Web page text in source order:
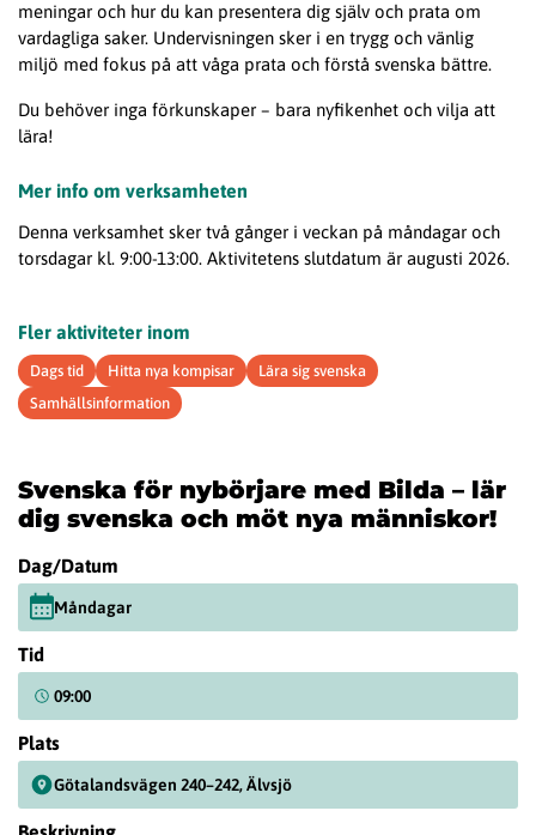
meningar och hur du kan presentera dig själv och prata om
vardagliga saker. Undervisningen sker i en trygg och vänlig
miljö med fokus på att våga prata och förstå svenska bättre.
Du behöver inga förkunskaper – bara nyfikenhet och vilja att
lära!
Mer info om verksamheten
Denna verksamhet sker två gånger i veckan på måndagar och
torsdagar kl. 9:00-13:00. Aktivitetens slutdatum är augusti 2026.
Fler aktiviteter inom
Dags tid Hitta nya kompisar
Lära sig svenska
Samhällsinformation
Svenska för nybörjare med Bilda – lär
dig svenska och möt nya människor!
Dag/Datum
Måndagar
Tid
09:00
Plats
Götalandsvägen 240–242, Älvsjö